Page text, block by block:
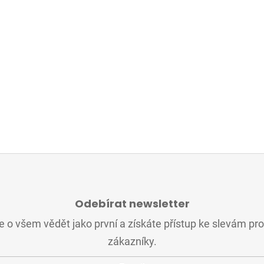
Odebírat newsletter
o všem vědět jako první a získáte přístup ke slevám
zákazníky.